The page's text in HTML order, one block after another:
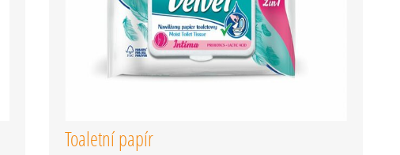
Toaletní papír